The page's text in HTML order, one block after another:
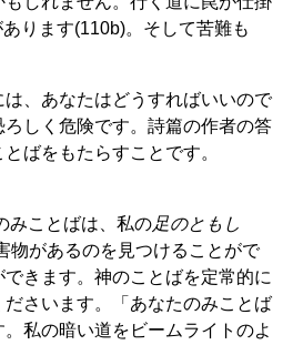
ります(110b)。そして苦難も
、あなたはどうすればいいので
しく危険です。詩篇の作者の答
ばをもたらすことです。
みことばは、私の足のともし
物があるのを見つけることがで
きます。神のことばを定常的に
さいます。「あなたのみことば
私の暗い道をビームライトのよ